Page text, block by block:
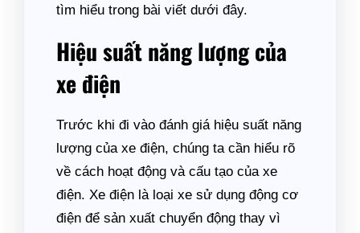
tìm hiểu trong bài viết dưới đây.
Hiệu suất năng lượng của
xe điện
Trước khi đi vào đánh giá hiệu suất năng
lượng của xe điện, chúng ta cần hiểu rõ
về cách hoạt động và cấu tạo của xe
điện. Xe điện là loại xe sử dụng động cơ
điện để sản xuất chuyển động thay vì